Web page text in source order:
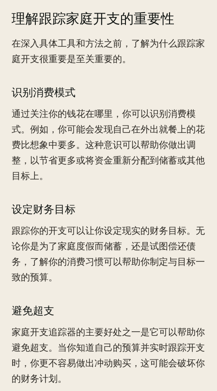
理解跟踪家庭开支的重要性
在深入具体工具和方法之前，了解为什么跟踪家
庭开支很重要是至关重要的。
识别消费模式
通过关注你的钱花在哪里，你可以识别消费模
式。例如，你可能会发现自己在外出就餐上的花
费比想象中要多。这种意识可以帮助你做出调
整，以节省更多或将资金重新分配到储蓄或其他
目标上。
设定财务目标
跟踪你的开支可以让你设定现实的财务目标。无
论你是为了家庭度假而储蓄，还是试图偿还债
务，了解你的消费习惯可以帮助你制定与目标一
致的预算。
避免超支
家庭开支追踪器的主要好处之一是它可以帮助你
避免超支。当你知道自己的预算并实时跟踪开支
时，你更不容易做出冲动购买，这可能会破坏你
的财务计划。